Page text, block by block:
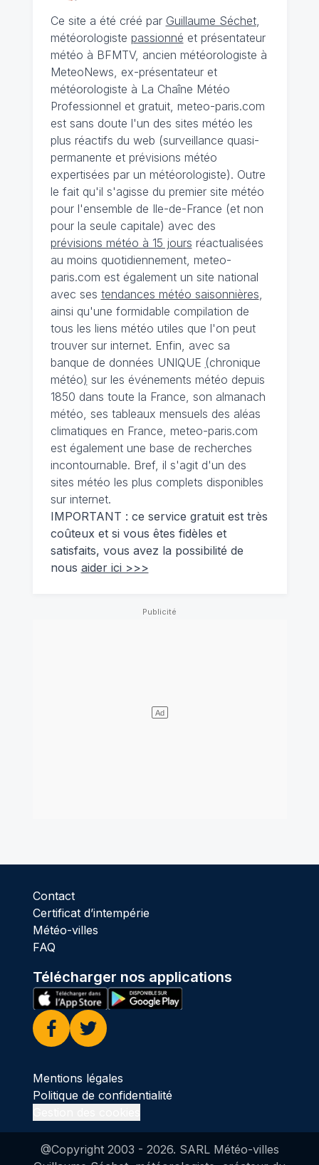
Ce site a été créé par Guillaume Séchet,
météorologiste passionné et présentateur
météo à BFMTV, ancien météorologiste à
MeteoNews, ex-présentateur et
météorologiste à La Chaîne Météo
Professionnel et gratuit, meteo-paris.com
est sans doute l'un des sites météo les
plus réactifs du web (surveillance quasi-
permanente et prévisions météo
expertisées par un météorologiste). Outre
le fait qu'il s'agisse du premier site météo
pour l'ensemble de Ile-de-France (et non
pour la seule capitale) avec des
prévisions météo à 15 jours réactualisées
au moins quotidiennement, meteo-
paris.com est également un site national
avec ses tendances météo saisonnières,
ainsi qu'une formidable compilation de
tous les liens météo utiles que l'on peut
trouver sur internet. Enfin, avec sa
banque de données UNIQUE (chronique
météo) sur les événements météo depuis
1850 dans toute la France, son almanach
météo, ses tableaux mensuels des aléas
climatiques en France, meteo-paris.com
est également une base de recherches
incontournable. Bref, il s'agit d'un des
sites météo les plus complets disponibles
sur internet.
IMPORTANT : ce service gratuit est très
coûteux et si vous êtes fidèles et
satisfaits, vous avez la possibilité de
nous aider ici >>>
Contact
Certificat d’intempérie
Météo-villes
FAQ
Télécharger nos applications
Facebook
Twitter
Mentions légales
Politique de confidentialité
@Copyright 2003 - 2026. SARL Météo-villes